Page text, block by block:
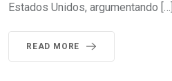
Estados Unidos, argumentando […]
READ MORE